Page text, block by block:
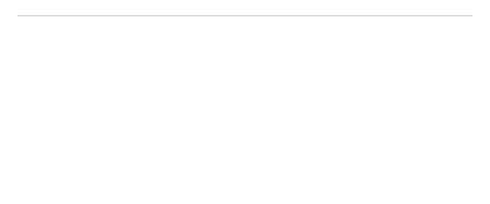
било ненадеен и изолиран бунт, туку врв на